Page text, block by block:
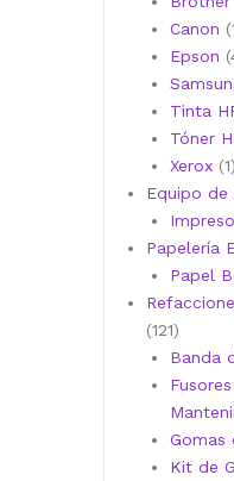
Canon
Epson
Tinta
Tóner
Xerox 11
Equipo de
Papelería
Papel
121121
Banda
Gomas
Kit de